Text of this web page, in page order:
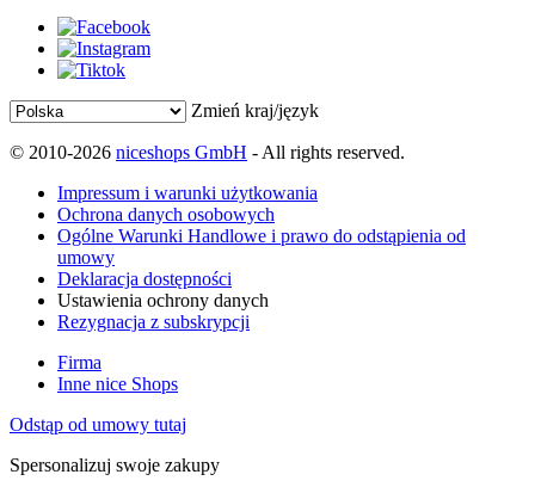
Zmień kraj/język
© 2010-2026 niceshops GmbH - All rights reserved.
Impressum i warunki użytkowania
Ochrona danych osobowych
Ogólne Warunki Handlowe i prawo do odstąpienia od
umowy
Deklaracja dostępności
Ustawienia ochrony danych
Rezygnacja z subskrypcji
Firma
Inne nice Shops
Odstąp od umowy tutaj
Spersonalizuj swoje zakupy